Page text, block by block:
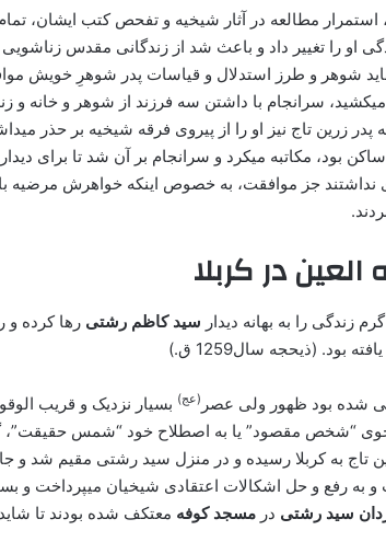
استمرار مطالعه در آثار شیخیه و تفحص کتب ایشان،
او را تغییر داد و باعث شد از زندگانی مقدس زناشویی
شوهر و طرز استدلال و قیاسات پدر شوهرِ خویش
سرانجام با داشتن سه فرزند از شوهر و خانه و
که پدر زرین تاج نیز او را از پیروی فرقه شیخیه بر حذر
ساکن بود، مکاتبه می‏کرد و سرانجام بر آن شد تا برای
نداشتند جز موافقت، به خصوص اینکه خواهرش مرضیه
در کربلا
زندگی را به بهانه دیدار سید کاظم رشتی رها کرده و
بود. (ذیحجه سال1259 ق.)
شده بود ظهور ولی عصر (عج) بسیار نزدیک و قریب
“شخص مقصود” یا به اصطلاح خود “شمس حقیقت”،
تاج به کربلا رسیده و در منزل سید رشتی مقیم شد و
به رفع و حل اشکالات اعتقادی شیخیان می‏پرداخت و
سید رشتی در مسجد کوفه معتکف شده بودند تا